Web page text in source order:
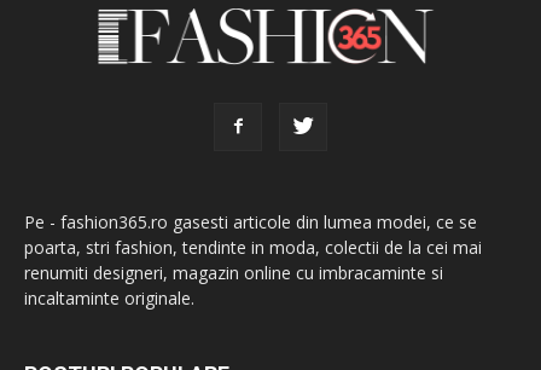
Pe - fashion365.ro gasesti articole din lumea modei, ce se
poarta, stri fashion, tendinte in moda, colectii de la cei mai
renumiti designeri, magazin online cu imbracaminte si
incaltaminte originale.